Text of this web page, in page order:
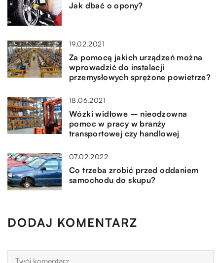
Jak dbać o opony?
19.02.2021
Za pomocą jakich urządzeń można
wprowadzić do instalacji
przemysłowych sprężone powietrze?
18.06.2021
Wózki widłowe – nieodzowna
pomoc w pracy w branży
transportowej czy handlowej
07.02.2022
Co trzeba zrobić przed oddaniem
samochodu do skupu?
DODAJ KOMENTARZ